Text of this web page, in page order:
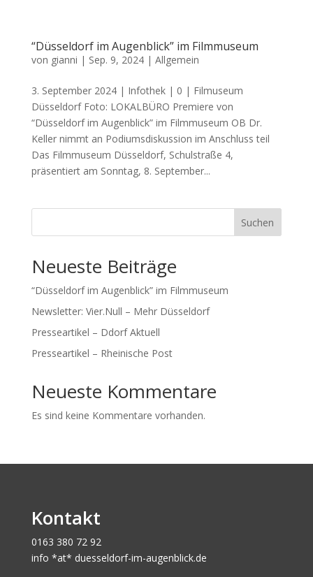
“Düsseldorf im Augenblick” im Filmmuseum
von gianni | Sep. 9, 2024| Allgemein
3. September 2024 | Infothek | 0 | Filmuseum
Düsseldorf Foto: LOKALBÜRO Premiere von
“Düsseldorf im Augenblick” im Filmmuseum OB Dr.
Keller nimmt an Podiumsdiskussion im Anschluss teil
Das Filmmuseum Düsseldorf, Schulstraße 4,
präsentiert am Sonntag, 8. September...
Suchen
Neueste Beiträge
“Düsseldorf im Augenblick” im Filmmuseum
Newsletter: Vier.Null – Mehr Düsseldorf
Presseartikel – Ddorf Aktuell
Presseartikel – Rheinische Post
Neueste Kommentare
Es sind keine Kommentare vorhanden.
Kontakt
0163 380 72 92
info *at* duesseldorf-im-augenblick.de